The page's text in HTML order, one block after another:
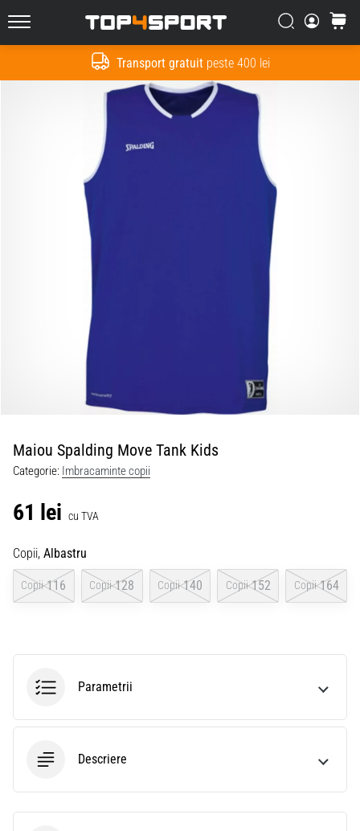
Transport gratuitpeste 400 lei
Top4Sport.ro Căutare
Cos
Maiou Spalding Move Tank Kids
Categorie: Imbracaminte copii
61 lei cu TVA
Copii, Albastru
Copii 116 Copii 128 Copii 140 Copii 152 Copii 164
Parametrii
Descriere